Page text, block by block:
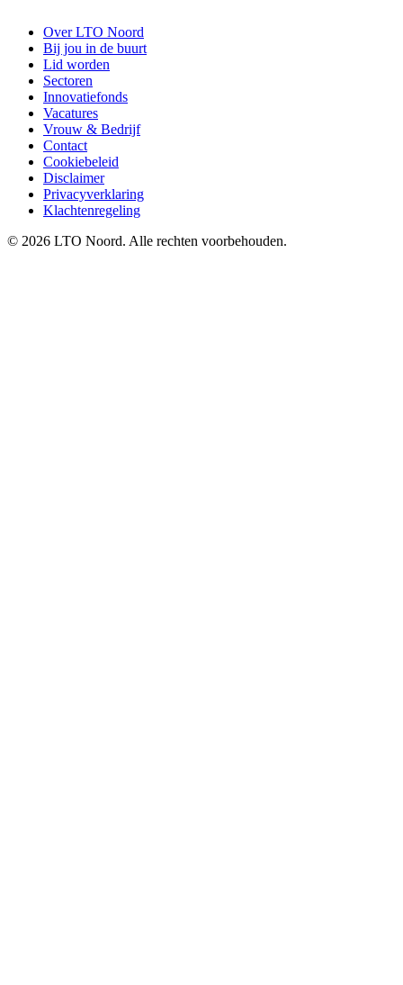
Over LTO Noord
Bij jou in de buurt
Lid worden
Sectoren
Innovatiefonds
Vacatures
Vrouw & Bedrijf
Contact
Cookiebeleid
Disclaimer
Privacyverklaring
Klachtenregeling
© 2026 LTO Noord. Alle rechten voorbehouden.